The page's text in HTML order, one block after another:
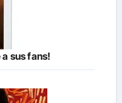
sus fans!